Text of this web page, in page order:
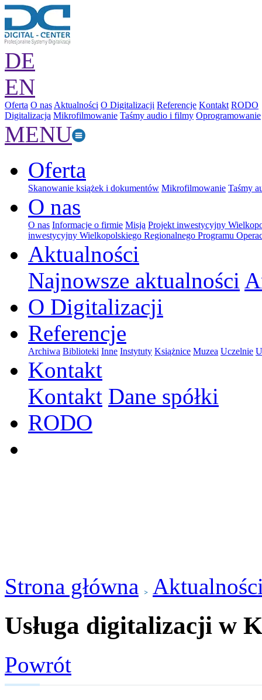
DE
EN
Oferta O nas Aktualności O Digitalizacji Referencje Kontakt RODO
Digitalizacja Mikrofilmowanie Taśmy audio i filmy Oprogramowanie
MENU
Oferta
Skanowanie książek i dokumentów Mikrofilmowanie Taśmy
O nas
O nas Informacje o firmie Misja Projekt inwestycyjny
inwestycyjny Wielkopolskiego Regionalnego Programu
Aktualności
Najnowsze aktualności
O Digitalizacji
Referencje
Archiwa Biblioteki Inne Instytuty Książnice Muzea Uczelnie
Kontakt
Kontakt Dane spółki
RODO
Strona główna
Usługa digitalizacji w
Powrót